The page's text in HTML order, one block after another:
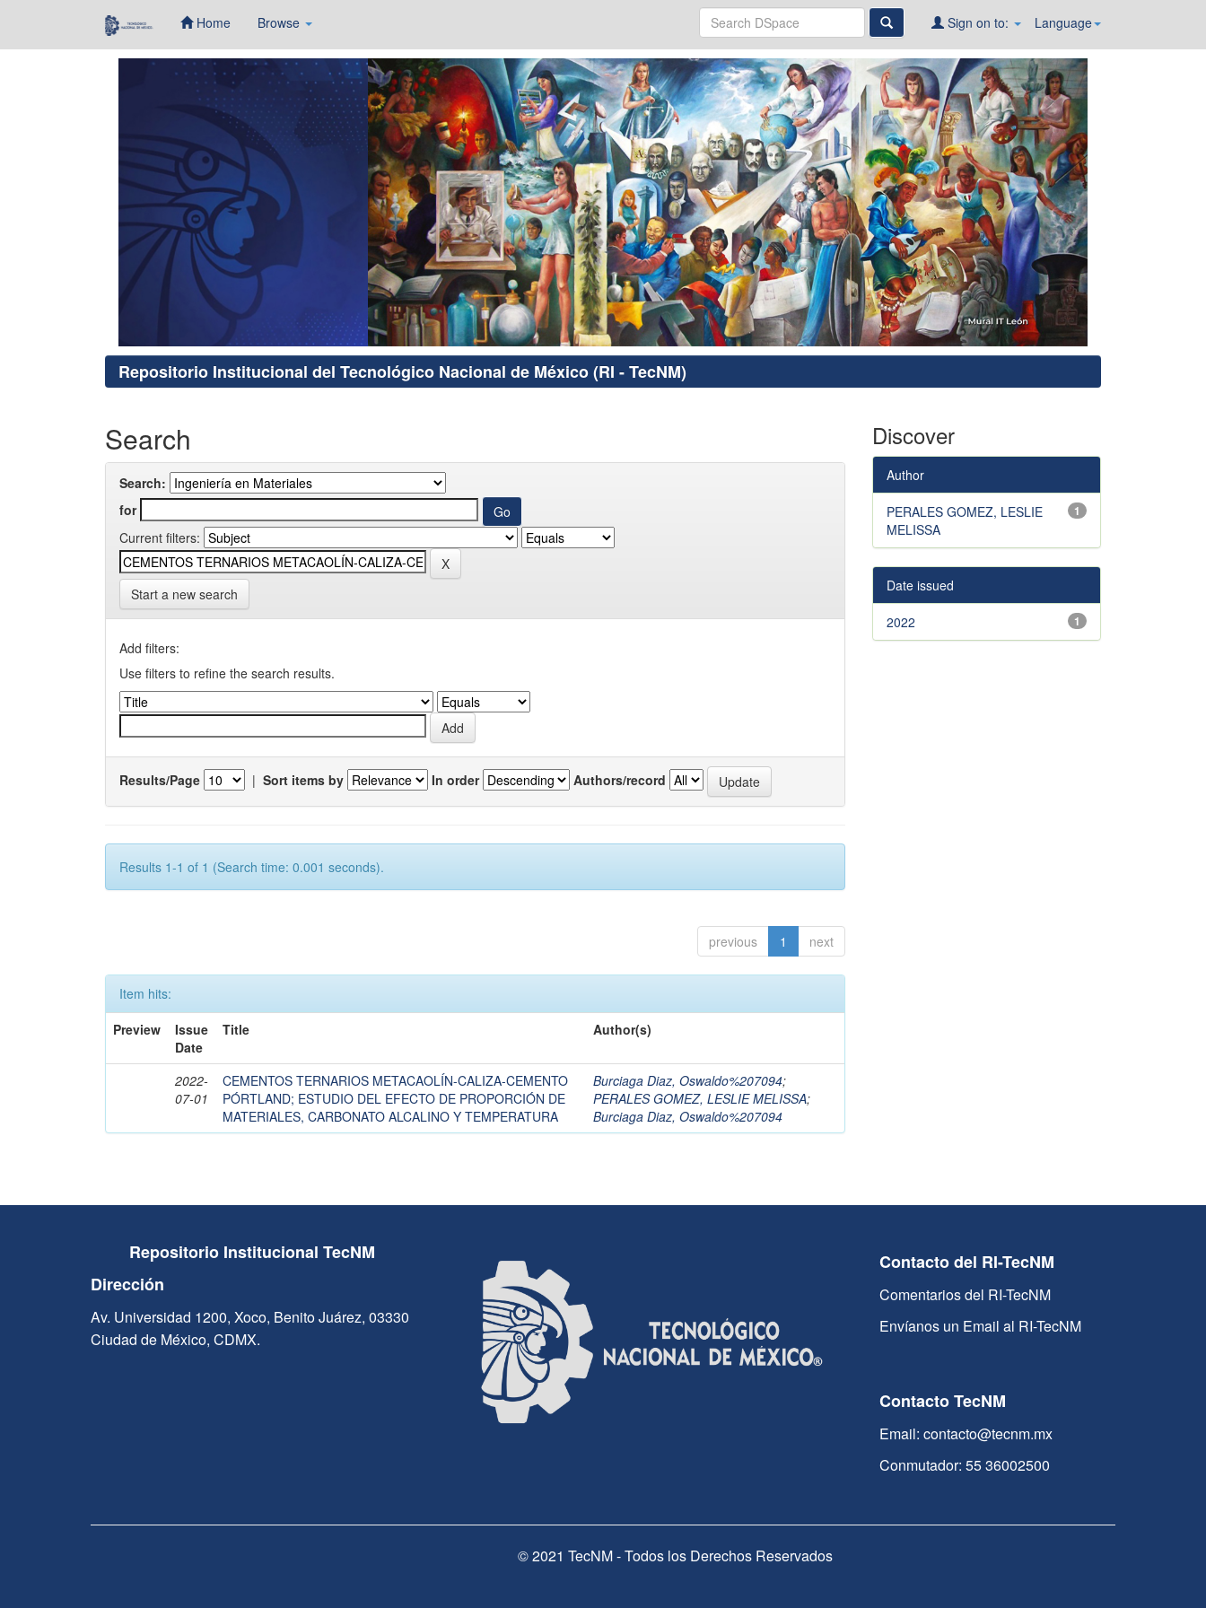
Home Browse Language
Sign on to:
Repositorio Institucional del Tecnológico Nacional de México (RI - TecNM)
Search
Search:
for
Current filters:
Start a new search
Add filters:
Use filters to refine the search results.
Results/Page | Sort items by In order Authors/record
Results 1-1 of 1 (Search time: 0.001 seconds).
previous 1 next
Item hits:
Preview
Issue
Date
Title Author(s)
2022-
07-01
CEMENTOS TERNARIOS METACAOLÍN-CALIZA-CEMENTO
PÓRTLAND; ESTUDIO DEL EFECTO DE PROPORCIÓN DE
MATERIALES, CARBONATO ALCALINO Y TEMPERATURA
Burciaga Diaz, Oswaldo%207094;
PERALES GOMEZ, LESLIE MELISSA;
Burciaga Diaz, Oswaldo%207094
Discover
Author
1
PERALES GOMEZ, LESLIE
MELISSA
Date issued
1
2022
Repositorio Institucional TecNM
Dirección
Av. Universidad 1200, Xoco, Benito Juárez, 03330
Ciudad de México, CDMX.
Contacto del RI-TecNM
Comentarios del RI-TecNM
Envíanos un Email al RI-TecNM
Contacto TecNM
Email: contacto@tecnm.mx
Conmutador: 55 36002500
© 2021 TecNM - Todos los Derechos Reservados